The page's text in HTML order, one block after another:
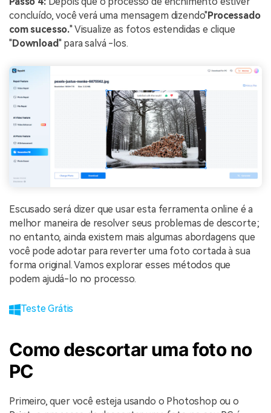
concluído, você verá uma mensagem dizendo"Processado
com sucesso." Visualize as fotos estendidas e clique
"Download" para salvá -los.
Escusado será dizer que usar esta ferramenta online é a
melhor maneira de resolver seus problemas de descorte;
no entanto, ainda existem mais algumas abordagens que
você pode adotar para reverter uma foto cortada à sua
forma original. Vamos explorar esses métodos que
podem ajudá-lo no processo.
Teste Grátis
Como descortar uma foto no
PC
Primeiro, quer você esteja usando o Photoshop ou o